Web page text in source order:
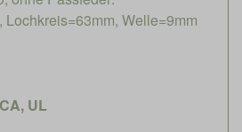
Welle=9mm
UL